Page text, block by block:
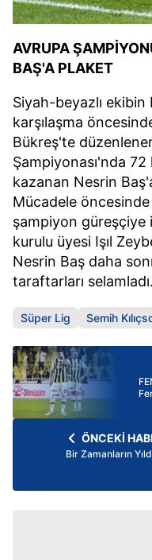
AVRUPA
BAŞ'A PLAKET
Siyah-beyazlı
karşılaşma
Bükreş'te
Şampiyonası'nda
kazanan Nesrin
Mücadele
şampiyon
kurulu üyesi Işıl
Nesrin Baş daha
taraftarları selamladı.
Süper Lig Semih
ÖNCEKİ
Bir Zamanların